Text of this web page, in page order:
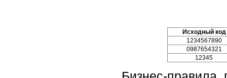
Исходный код
1234567890
0987654321
12345